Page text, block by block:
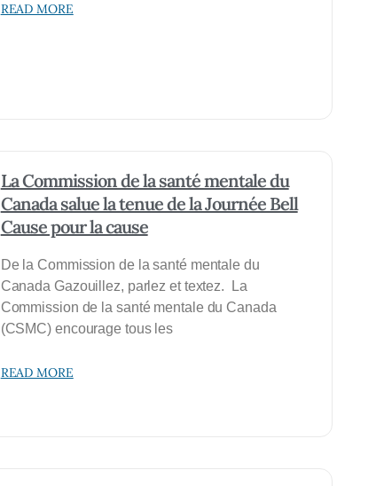
READ MORE
La Commission de la santé mentale du
Canada salue la tenue de la Journée Bell
Cause pour la cause
De la Commission de la santé mentale du
Canada Gazouillez, parlez et textez. La
Commission de la santé mentale du Canada
(CSMC) encourage tous les
READ MORE